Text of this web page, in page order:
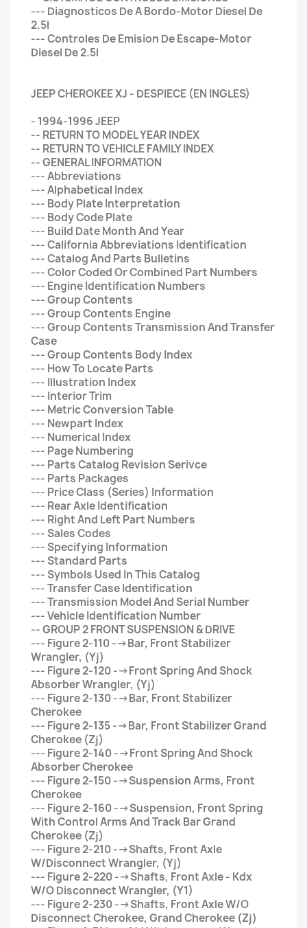
--- Diagnosticos De A Bordo-Motor Diesel De
2.5l
--- Controles De Emision De Escape-Motor
Diesel De 2.5l
JEEP CHEROKEE XJ - DESPIECE (EN INGLES)
- 1994-1996 JEEP
-- RETURN TO MODEL YEAR INDEX
-- RETURN TO VEHICLE FAMILY INDEX
-- GENERAL INFORMATION
--- Abbreviations
--- Alphabetical Index
--- Body Plate Interpretation
--- Body Code Plate
--- Build Date Month And Year
--- California Abbreviations Identification
--- Catalog And Parts Bulletins
--- Color Coded Or Combined Part Numbers
--- Engine Identification Numbers
--- Group Contents
--- Group Contents Engine
--- Group Contents Transmission And Transfer
Case
--- Group Contents Body Index
--- How To Locate Parts
--- Illustration Index
--- Interior Trim
--- Metric Conversion Table
--- Newpart Index
--- Numerical Index
--- Page Numbering
--- Parts Catalog Revision Serivce
--- Parts Packages
--- Price Class (Series) Information
--- Rear Axle Identification
--- Right And Left Part Numbers
--- Sales Codes
--- Specifying Information
--- Standard Parts
--- Symbols Used In This Catalog
--- Transfer Case Identification
--- Transmission Model And Serial Number
--- Vehicle Identification Number
-- GROUP 2 FRONT SUSPENSION & DRIVE
--- Figure 2-110 -->Bar, Front Stabilizer
Wrangler, (Yj)
--- Figure 2-120 -->Front Spring And Shock
Absorber Wrangler, (Yj)
--- Figure 2-130 -->Bar, Front Stabilizer
Cherokee
--- Figure 2-135 -->Bar, Front Stabilizer Grand
Cherokee (Zj)
--- Figure 2-140 -->Front Spring And Shock
Absorber Cherokee
--- Figure 2-150 -->Suspension Arms, Front
Cherokee
--- Figure 2-160 -->Suspension, Front Spring
With Control Arms And Track Bar Grand
Cherokee (Zj)
--- Figure 2-210 -->Shafts, Front Axle
W/Disconnect Wrangler, (Yj)
--- Figure 2-220 -->Shafts, Front Axle - Kdx
W/O Disconnect Wrangler, (Y1)
--- Figure 2-230 -->Shafts, Front Axle W/O
Disconnect Cherokee, Grand Cherokee (Zj)